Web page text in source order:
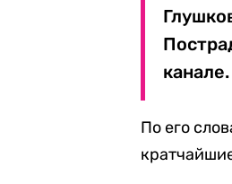
канале.
По его